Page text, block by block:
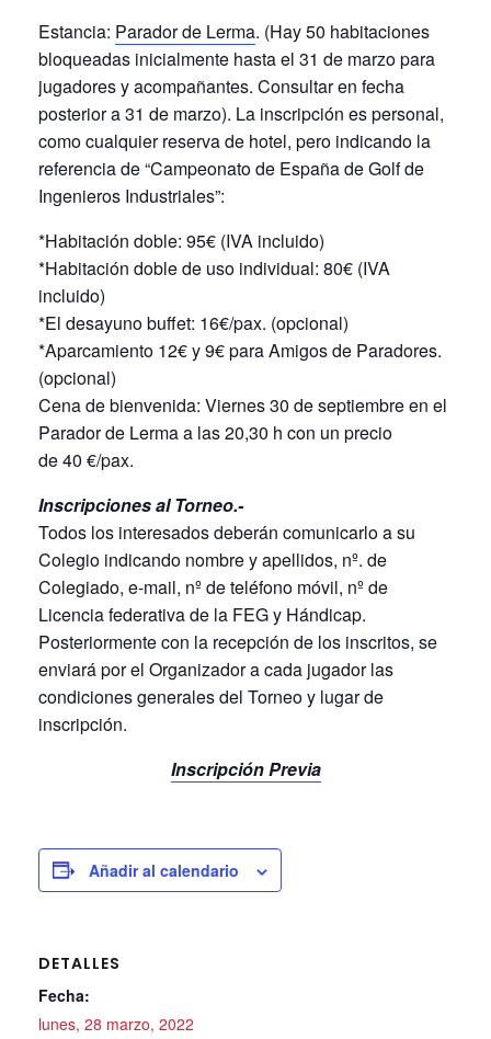
Estancia: Parador de Lerma. (Hay 50 habitaciones
bloqueadas inicialmente hasta el 31 de marzo para
jugadores y acompañantes. Consultar en fecha
posterior a 31 de marzo). La inscripción es personal,
como cualquier reserva de hotel, pero indicando la
referencia de “Campeonato de España de Golf de
Ingenieros Industriales”:
*Habitación doble: 95€ (IVA incluido)
*Habitación doble de uso individual: 80€ (IVA
incluido)
*El desayuno buffet: 16€/pax. (opcional)
*Aparcamiento 12€ y 9€ para Amigos de Paradores.
(opcional)
Cena de bienvenida: Viernes 30 de septiembre en el
Parador de Lerma a las 20,30 h con un precio
de 40 €/pax.
Inscripciones al Torneo.-
Todos los interesados deberán comunicarlo a su
Colegio indicando nombre y apellidos, nº. de
Colegiado, e-mail, nº de teléfono móvil, nº de
Licencia federativa de la FEG y Hándicap.
Posteriormente con la recepción de los inscritos, se
enviará por el Organizador a cada jugador las
condiciones generales del Torneo y lugar de
inscripción.
Inscripción Previa
Añadir al calendario
DETALLES
Fecha:
lunes, 28 marzo, 2022